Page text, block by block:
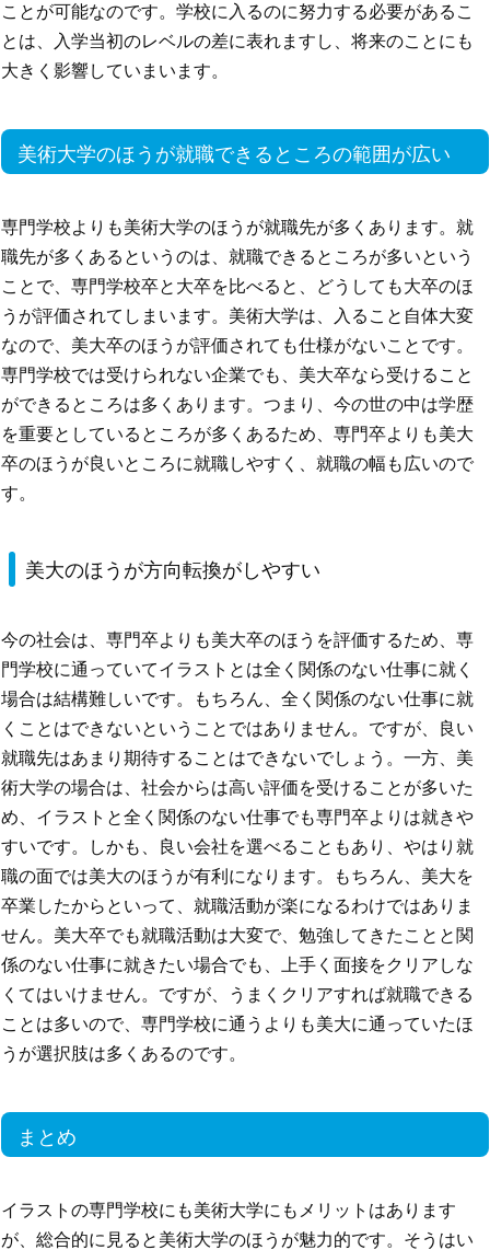
ことが可能なのです。学校に入るのに努力する必要があるこ
とは、入学当初のレベルの差に表れますし、将来のことにも
大きく影響していまいます。
美術大学のほうが就職できるところの範囲が広い
専門学校よりも美術大学のほうが就職先が多くあります。就
職先が多くあるというのは、就職できるところが多いという
ことで、専門学校卒と大卒を比べると、どうしても大卒のほ
うが評価されてしまいます。美術大学は、入ること自体大変
なので、美大卒のほうが評価されても仕様がないことです。
専門学校では受けられない企業でも、美大卒なら受けること
ができるところは多くあります。つまり、今の世の中は学歴
を重要としているところが多くあるため、専門卒よりも美大
卒のほうが良いところに就職しやすく、就職の幅も広いので
す。
美大のほうが方向転換がしやすい
今の社会は、専門卒よりも美大卒のほうを評価するため、専
門学校に通っていてイラストとは全く関係のない仕事に就く
場合は結構難しいです。もちろん、全く関係のない仕事に就
くことはできないということではありません。ですが、良い
就職先はあまり期待することはできないでしょう。一方、美
術大学の場合は、社会からは高い評価を受けることが多いた
め、イラストと全く関係のない仕事でも専門卒よりは就きや
すいです。しかも、良い会社を選べることもあり、やはり就
職の面では美大のほうが有利になります。もちろん、美大を
卒業したからといって、就職活動が楽になるわけではありま
せん。美大卒でも就職活動は大変で、勉強してきたことと関
係のない仕事に就きたい場合でも、上手く面接をクリアしな
くてはいけません。ですが、うまくクリアすれば就職できる
ことは多いので、専門学校に通うよりも美大に通っていたほ
うが選択肢は多くあるのです。
まとめ
イラストの専門学校にも美術大学にもメリットはあります
が、総合的に見ると美術大学のほうが魅力的です。そうはい